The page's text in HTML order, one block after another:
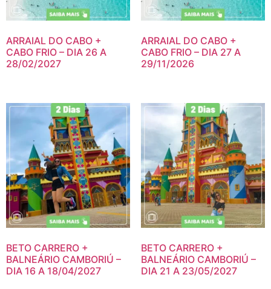
ARRAIAL DO CABO +
CABO FRIO – DIA 26 A
28/02/2027
ARRAIAL DO CABO +
CABO FRIO – DIA 27 A
29/11/2026
BETO CARRERO +
BALNEÁRIO CAMBORIÚ –
DIA 16 A 18/04/2027
BETO CARRERO +
BALNEÁRIO CAMBORIÚ –
DIA 21 A 23/05/2027